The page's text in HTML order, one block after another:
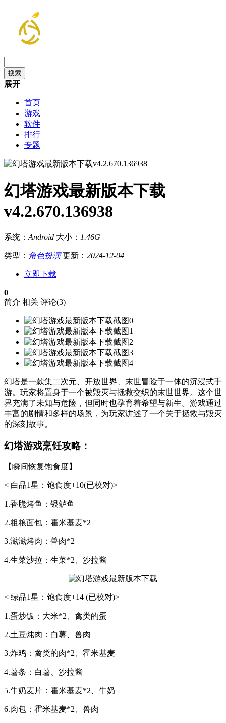
展开
首页
游戏
软件
排行
专题
幻塔游戏最新版本下载
v4.2.670.136938
系统： Android 大小： 1.46G
类型： 角色扮演 更新： 2024-12-04
立即下载
0
简介 相关 评论(3)
幻塔是一款集二次元、开放世界、末世冒险于一体的沉浸式手
游。玩家将置身于一个被毁灭与拯救交织的末世世界。这个世
界充满了未知与危险，但同时也孕育着希望与新生。游戏通过
丰富的剧情和多样的场景，为玩家讲述了一个关于拯救与毁灭
的深刻故事。
幻塔游戏烹饪攻略：
【瞬间恢复饱食度】
< 白品1星：饱食度+10(已校对)>
1.香脆烤鱼：银鲈鱼
2.粗粮面包：霍米基麦*2
3.滋滋烤肉：兽肉*2
4.生菜沙拉：生菜*2、沙拉酱
< 绿品1星：饱食度+14 (已校对)>
1.蛋炒饭：大米*2、禽类的蛋
2.土豆炖肉：白薯、兽肉
3.炸鸡：禽类的肉*2、霍米基麦
4.薯条：白薯、沙拉酱
5.牛奶麦片：霍米基麦*2、牛奶
6.肉包：霍米基麦*2、兽肉